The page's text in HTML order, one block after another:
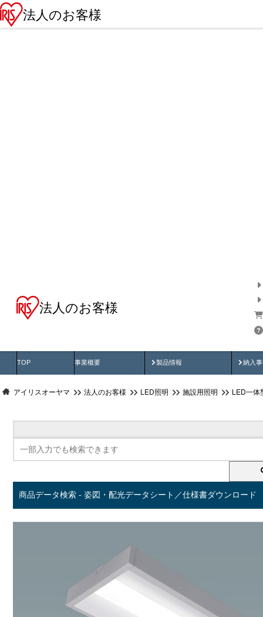
法人のお客様
法人のお客様
TOP 事業概要 製品情報
製品動画 納入
納
アイリスオーヤマ 法人のお客様 LED照明 施設用照明 LED一体
商品データ検索 - 姿図・配光データシート／仕様書ダウンロード